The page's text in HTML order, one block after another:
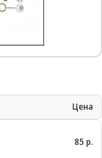
Цена
85 р.